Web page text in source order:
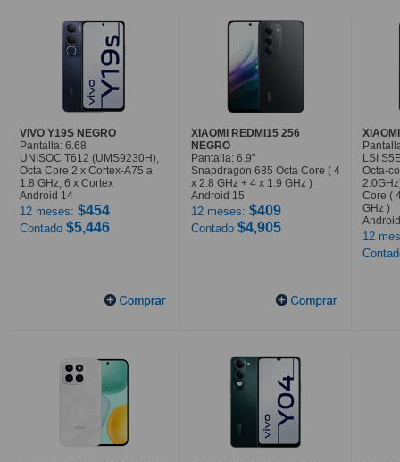
VIVO Y19S NEGRO
Pantalla: 6.68
UNISOC T612 (UMS9230H),
Octa Core 2 x Cortex-A75 a
1.8 GHz, 6 x Cortex
Android 14
12 meses: $454
Contado $5,446
XIAOMI REDMI15 256
NEGRO
Pantalla: 6.9"
Snapdragon 685 Octa Core ( 4
x 2.8 GHz + 4 x 1.9 GHz )
Android 15
12 meses: $409
Contado $4,905
LSI
Octa-
Core (
GHz )
12